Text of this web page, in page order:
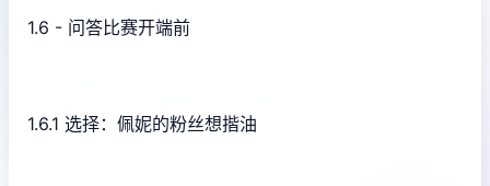
1.6 - 问答比赛开端前
1.6.1 选择：佩妮的粉丝想揩油